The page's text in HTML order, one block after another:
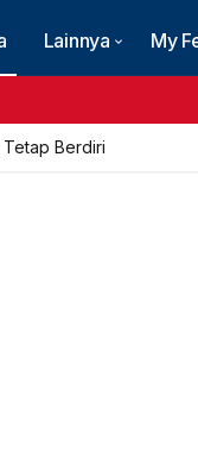
Lainnya My
Berdiri